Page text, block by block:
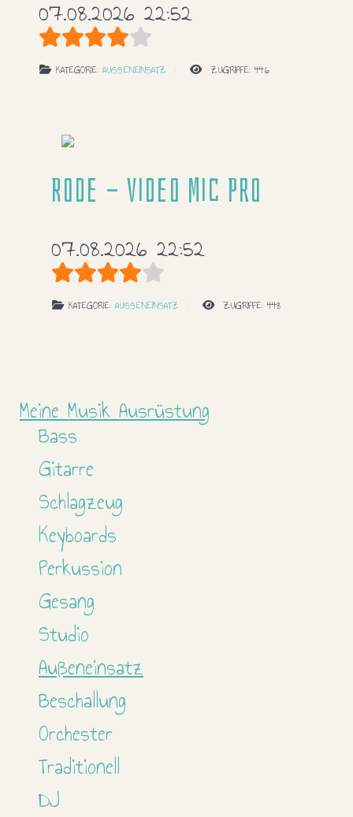
07.08.2026 22:52
Bewertung: 4/
KATEGORIE: AUSSENEINSATZ ZUGRIFFE: 446
Rode - Video Mic Pro
07.08.2026 22:52
Bewertung: 4/
KATEGORIE: AUSSENEINSATZ ZUGRIFFE: 448
Meine Musik Ausrüstung
Bass
Gitarre
Schlagzeug
Keyboards
Perkussion
Gesang
Studio
Außeneinsatz
Beschallung
Orchester
Traditionell
DJ